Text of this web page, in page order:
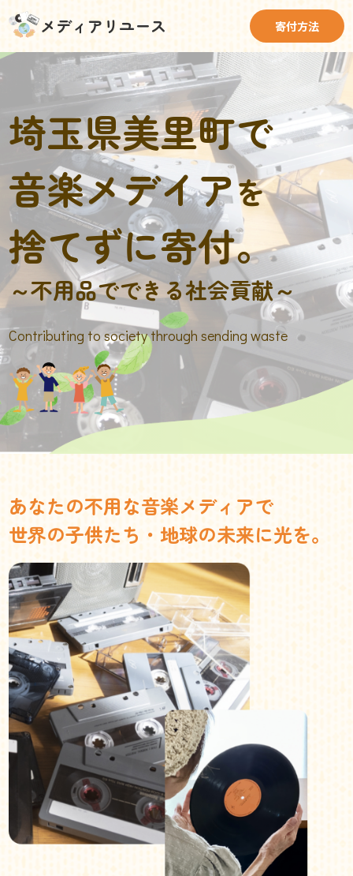
メディアリユース 寄付方法
埼玉県美里町で
音楽メデイアを
捨てずに寄付。
～不用品でできる社会貢献～
Contributing to society through sending waste
あなたの不用な音楽メディアで
世界の子供たち・地球の未来に光を。